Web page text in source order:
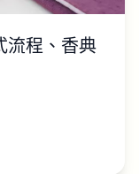
流程、香典